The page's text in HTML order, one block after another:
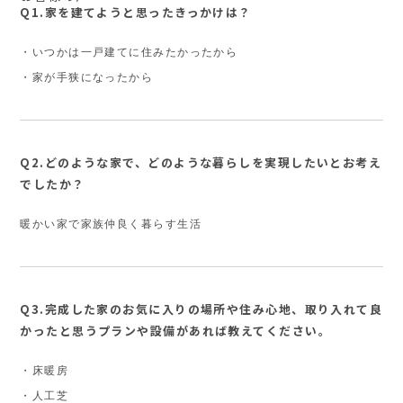
Q1.家を建てようと思ったきっかけは？
・いつかは一戸建てに住みたかったから
・家が手狭になったから
Q2.どのような家で、どのような暮らしを実現したいとお考え
でしたか？
暖かい家で家族仲良く暮らす生活
Q3.完成した家のお気に入りの場所や住み心地、取り入れて良
かったと思うプランや設備があれば教えてください。
・床暖房
・人工芝